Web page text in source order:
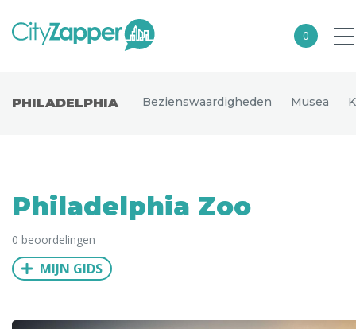
0
Europa
Noord-Amerika
Azië
PHILADELPHIA Bezienswaardigheden Musea
Philadelphia Zoo
0 beoordelingen
MIJN GIDS